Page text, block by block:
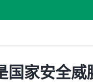
国家安全威